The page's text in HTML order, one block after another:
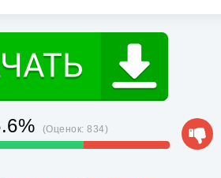
(Оценок:834)